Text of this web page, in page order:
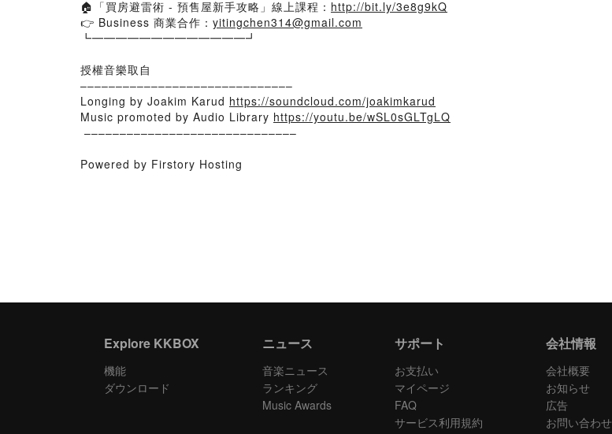
🏠「買房避雷術 - 預售屋新手攻略」線上課程： http://bit.ly/3e8g9kQ
👉 Business 商業合作： yitingchen314@gmail.com
┗━━━━━━━━━━━━━┛
授權音樂取自
––––––––––––––––––––––––––––––
Longing by Joakim Karud https://soundcloud.com/joakimkarud​
Music promoted by Audio Library https://youtu.be/wSL0sGLTgLQ
​ ––––––––––––––––––––––––––––––
Powered by Firstory Hosting
Explore KKBOX
機能
ダウンロード
ニュース
音楽ニュース
ランキング
Music Awards
サポート
お支払い
マイページ
FAQ
サービス利用規約
会社情報
会社概要
お知らせ
広告
お問い合わせ